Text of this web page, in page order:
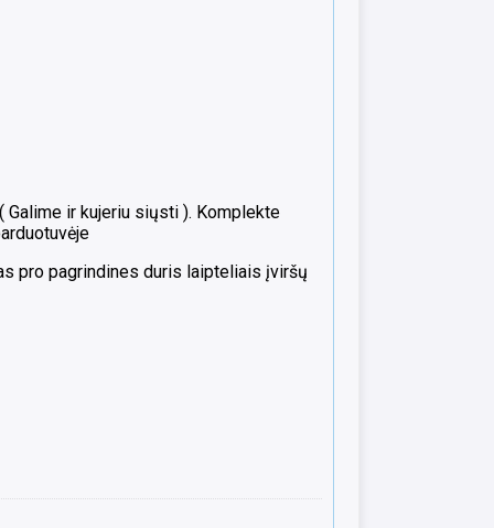
ir kujeriu siųsti ). Komplekte
pro pagrindines duris laipteliais įviršų